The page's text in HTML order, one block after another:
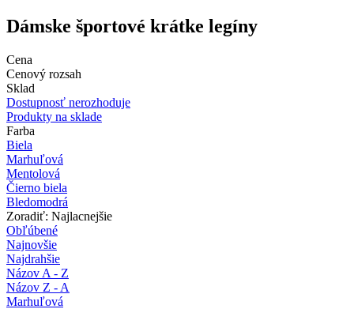
Dámske športové krátke legíny
Cena
Cenový rozsah
Sklad
Dostupnosť nerozhoduje
Produkty na sklade
Farba
Biela
Marhuľová
Mentolová
Čierno biela
Bledomodrá
Zoradiť: Najlacnejšie
Obľúbené
Najnovšie
Najdrahšie
Názov A - Z
Názov Z - A
Marhuľová